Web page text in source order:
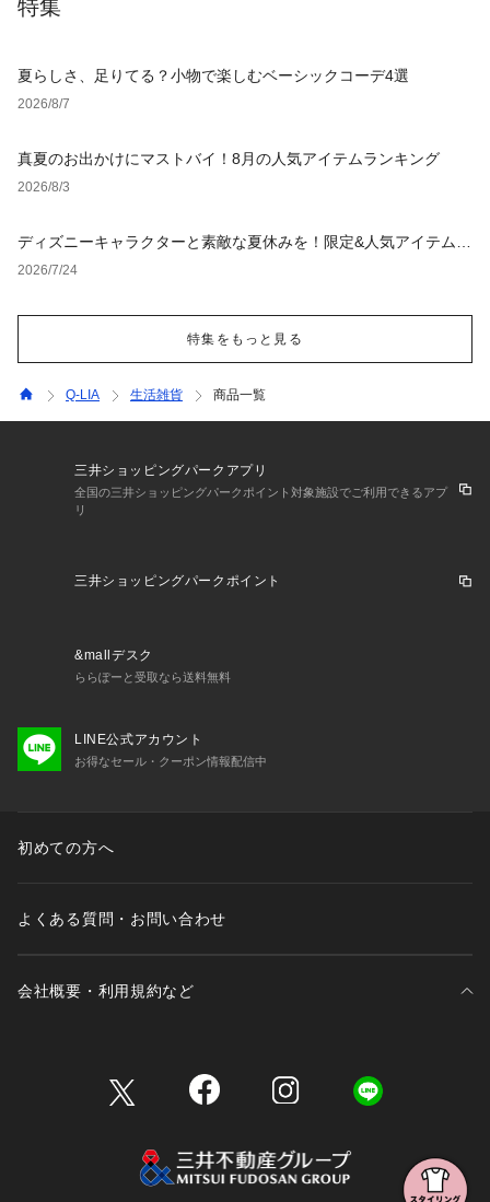
特集
夏らしさ、足りてる？小物で楽しむベーシックコーデ4選
2026/8/7
真夏のお出かけにマストバイ！8月の人気アイテムランキング
2026/8/3
ディズニーキャラクターと素敵な夏休みを！限定&人気アイテム特
集
2026/7/24
特集をもっと見る
Q-LIA 生活雑貨 商品一覧
三井ショッピングパークアプリ
全国の三井ショッピングパークポイント対象施設でご利用できるアプ
リ
三井ショッピングパークポイント
&mallデスク
ららぽーと受取なら送料無料
LINE公式アカウント
お得なセール・クーポン情報配信中
初めての方へ
よくある質問・お問い合わせ
会社概要・利用規約など